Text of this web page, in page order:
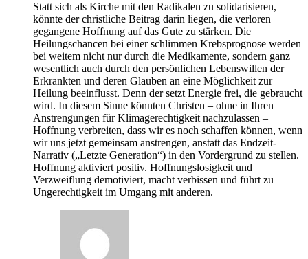
Statt sich als Kirche mit den Radikalen zu solidarisieren,
könnte der christliche Beitrag darin liegen, die verloren
gegangene Hoffnung auf das Gute zu stärken. Die
Heilungschancen bei einer schlimmen Krebsprognose werden
bei weitem nicht nur durch die Medikamente, sondern ganz
wesentlich auch durch den persönlichen Lebenswillen der
Erkrankten und deren Glauben an eine Möglichkeit zur
Heilung beeinflusst. Denn der setzt Energie frei, die gebraucht
wird. In diesem Sinne könnten Christen – ohne in Ihren
Anstrengungen für Klimagerechtigkeit nachzulassen –
Hoffnung verbreiten, dass wir es noch schaffen können, wenn
wir uns jetzt gemeinsam anstrengen, anstatt das Endzeit-
Narrativ („Letzte Generation“) in den Vordergrund zu stellen.
Hoffnung aktiviert positiv. Hoffnungslosigkeit und
Verzweiflung demotiviert, macht verbissen und führt zu
Ungerechtigkeit im Umgang mit anderen.